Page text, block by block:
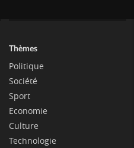
Thèmes
Politique
Société
Sport
Economie
Culture
Technologie